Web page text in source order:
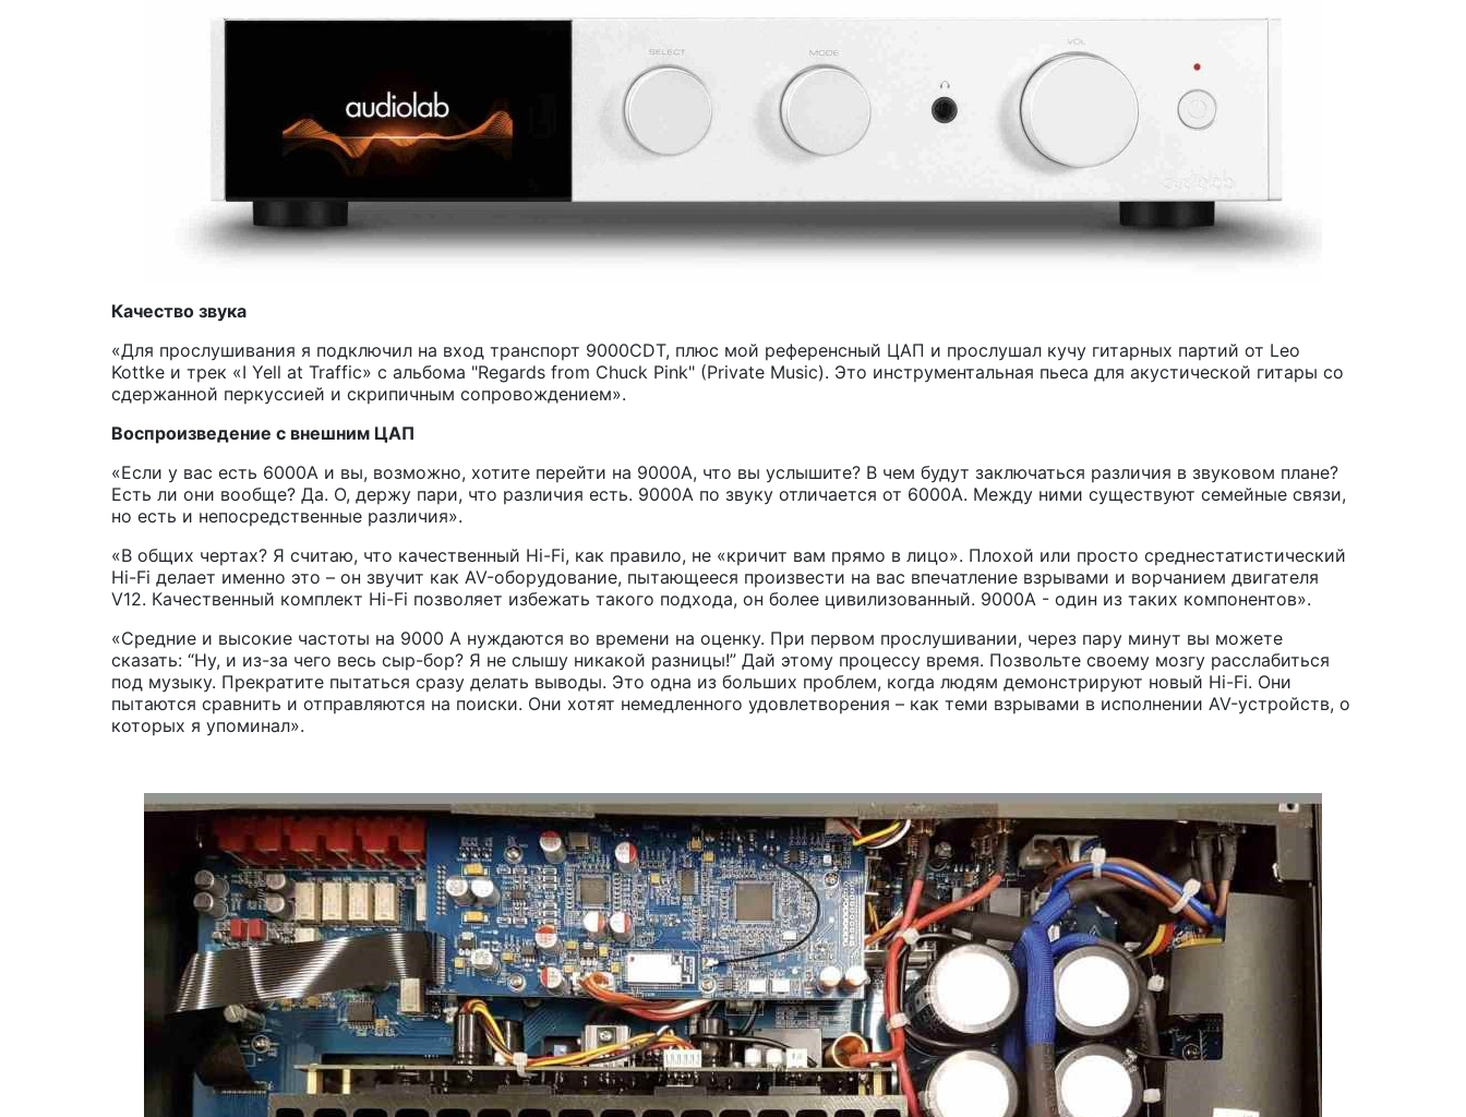
Качество звука
«Для прослушивания я подключил на вход транспорт 9000CDT, плюс мой референсный ЦАП и прослушал кучу гитарных партий от Leo
Kottke и трек «I Yell at Traffic» с альбома "Regards from Chuck Pink" (Private Music). Это инструментальная пьеса для акустической гитары со
сдержанной перкуссией и скрипичным сопровождением».
Воспроизведение с внешним ЦАП
«Если у вас есть 6000A и вы, возможно, хотите перейти на 9000A, что вы услышите? В чем будут заключаться различия в звуковом плане?
Есть ли они вообще? Да. О, держу пари, что различия есть. 9000A по звуку отличается от 6000A. Между ними существуют семейные связи,
но есть и непосредственные различия».
«В общих чертах? Я считаю, что качественный Hi-Fi, как правило, не «кричит вам прямо в лицо». Плохой или просто среднестатистический
Hi-Fi делает именно это – он звучит как AV-оборудование, пытающееся произвести на вас впечатление взрывами и ворчанием двигателя
V12. Качественный комплект Hi-Fi позволяет избежать такого подхода, он более цивилизованный. 9000A - один из таких компонентов».
«Средние и высокие частоты на 9000 A нуждаются во времени на оценку. При первом прослушивании, через пару минут вы можете
сказать: “Ну, и из-за чего весь сыр-бор? Я не слышу никакой разницы!” Дай этому процессу время. Позвольте своему мозгу расслабиться
под музыку. Прекратите пытаться сразу делать выводы. Это одна из больших проблем, когда людям демонстрируют новый Hi-Fi. Они
пытаются сравнить и отправляются на поиски. Они хотят немедленного удовлетворения – как теми взрывами в исполнении AV-устройств, о
которых я упоминал».